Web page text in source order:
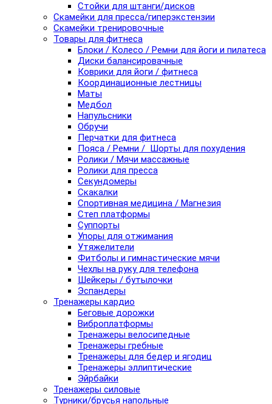
Стойки для штанги/дисков
Скамейки для пресса/гиперэкстензии
Скамейки тренировочные
Товары для фитнеса
Блоки / Колесо / Ремни для йоги и пилатеса
Диски балансировачные
Коврики для йоги / фитнеса
Координационные лестницы
Маты
Медбол
Напульсники
Обручи
Перчатки для фитнеса
Пояса / Ремни / Шорты для похудения
Ролики / Мячи массажные
Ролики для пресса
Секундомеры
Скакалки
Спортивная медицина / Магнезия
Степ платформы
Суппорты
Упоры для отжимания
Утяжелители
Фитболы и гимнастические мячи
Чехлы на руку для телефона
Шейкеры / бутылочки
Эспандеры
Тренажеры кардио
Беговые дорожки
Виброплатформы
Тренажеры велосипедные
Тренажеры гребные
Тренажеры для бедер и ягодиц
Тренажеры эллиптические
Эйрбайки
Тренажеры силовые
Турники/брусья напольные